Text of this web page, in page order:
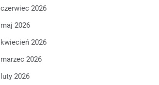
czerwiec 2026
maj 2026
kwiecień 2026
marzec 2026
luty 2026